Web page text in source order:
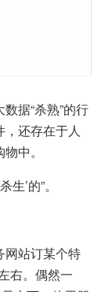
据“杀熟”的行
还存在于人
中。
’的”。
网站订某个特
右。偶然一